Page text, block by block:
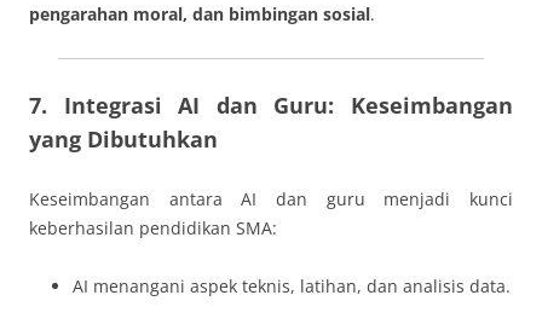
pengarahan moral, dan bimbingan sosial.
7. Integrasi AI dan Guru: Keseimbangan
yang Dibutuhkan
Keseimbangan antara AI dan guru menjadi kunci
keberhasilan pendidikan SMA:
AI menangani aspek teknis, latihan, dan analisis data.